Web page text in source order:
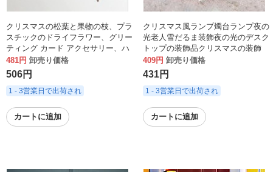
クリスマスの松葉と果物の枝、プラ
スチックのドライフラワー、グリー
ティング カード アクセサリー、ハ
ンドバッグ ボックス、DIY 手作りク
リスマス カード アクセサリー
481円 卸売り価格
506円
1 - 3営業日で出荷され
カートに追加
クリスマス風ランプ燭台ランプ夜の
光老人雪だるま装飾夜の光のデスク
トップの装飾品クリスマスの装飾
409円 卸売り価格
431円
1 - 3営業日で出荷され
カートに追加